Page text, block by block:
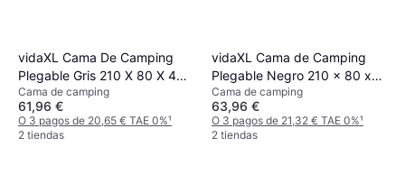
vidaXL Cama De Camping
Plegable Gris 210 X 80 X 46
Cm
Cama de camping
61,96 €
O 3 pagos de 20,65 € TAE 0%¹
2 tiendas
vidaXL Cama de Camping
Plegable Negro 210 x 80 x
46 cm
Cama de camping
63,96 €
O 3 pagos de 21,32 € TAE 0%¹
2 tiendas